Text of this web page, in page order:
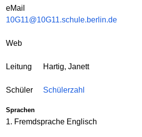
eMail
10G11@10G11.schule.berlin.de
Web
Leitung Hartig, Janett
Schüler Schülerzahl
Sprachen
1. Fremdsprache Englisch